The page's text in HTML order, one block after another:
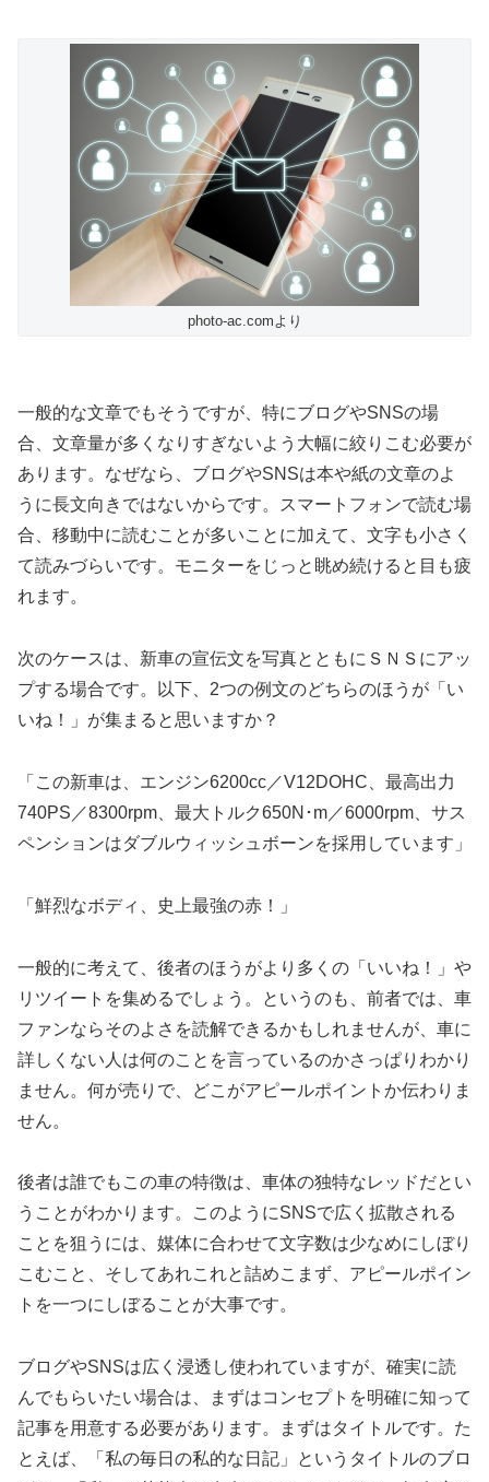
photo-ac.comより
一般的な文章でもそうですが、特にブログやSNSの場
合、文章量が多くなりすぎないよう大幅に絞りこむ必要が
あります。なぜなら、ブログやSNSは本や紙の文章のよ
うに長文向きではないからです。スマートフォンで読む場
合、移動中に読むことが多いことに加えて、文字も小さく
て読みづらいです。モニターをじっと眺め続けると目も疲
れます。
次のケースは、新車の宣伝文を写真とともにＳＮＳにアッ
プする場合です。以下、2つの例文のどちらのほうが「い
いね！」が集まると思いますか？
「この新車は、エンジン6200cc／V12DOHC、最高出力
740PS／8300rpm、最大トルク650N･m／6000rpm、サス
ペンションはダブルウィッシュボーンを採用しています」
「鮮烈なボディ、史上最強の赤！」
一般的に考えて、後者のほうがより多くの「いいね！」や
リツイートを集めるでしょう。というのも、前者では、車
ファンならそのよさを読解できるかもしれませんが、車に
詳しくない人は何のことを言っているのかさっぱりわかり
ません。何が売りで、どこがアピールポイントか伝わりま
せん。
後者は誰でもこの車の特徴は、車体の独特なレッドだとい
うことがわかります。このようにSNSで広く拡散される
ことを狙うには、媒体に合わせて文字数は少なめにしぼり
こむこと、そしてあれこれと詰めこまず、アピールポイン
トを一つにしぼることが大事です。
ブログやSNSは広く浸透し使われていますが、確実に読
んでもらいたい場合は、まずはコンセプトを明確に知って
記事を用意する必要があります。まずはタイトルです。た
とえば、「私の毎日の私的な日記」というタイトルのブロ